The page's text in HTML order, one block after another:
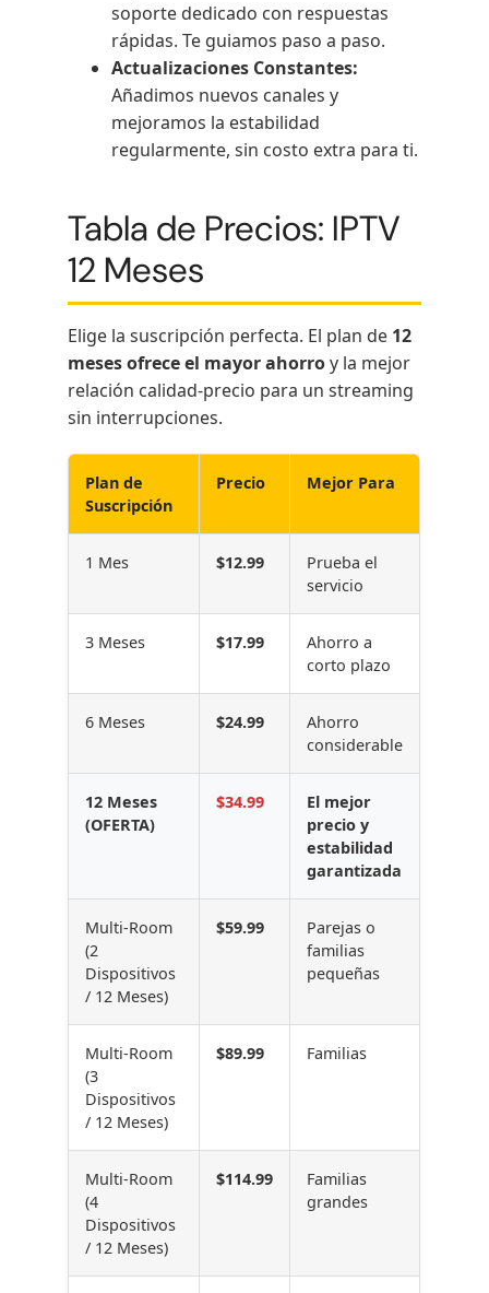
soporte dedicado con respuestas
rápidas. Te guiamos paso a paso.
Actualizaciones Constantes:
Añadimos nuevos canales y
mejoramos la estabilidad
regularmente, sin costo extra para ti.
Tabla de Precios: IPTV
12 Meses
Elige la suscripción perfecta. El plan de 12
meses ofrece el mayor ahorroy la mejor
relación calidad-precio para un streaming
sin interrupciones.
Plan de
Suscripción
Precio Mejor Para
1 Mes $12.99
Prueba el
servicio
3 Meses $17.99
Ahorro a
corto plazo
6 Meses $24.99
Ahorro
considerable
12 Meses
(OFERTA)
$34.99
El mejor
precio y
estabilidad
garantizada
Multi-Room
(2
Dispositivos
/ 12 Meses)
$59.99
Parejas o
familias
pequeñas
Multi-Room
(3
Dispositivos
/ 12 Meses)
$89.99 Familias
Multi-Room
(4
Dispositivos
/ 12 Meses)
$114.99
Familias
grandes